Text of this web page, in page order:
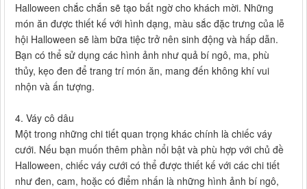
Halloween chắc chắn sẽ tạo bất ngờ cho khách mời. Những
món ăn được thiết kế với hình dạng, màu sắc đặc trưng của lễ
hội Halloween sẽ làm bữa tiệc trở nên sinh động và hấp dẫn.
Bạn có thể sử dụng các hình ảnh như quả bí ngô, ma, phù
thủy, kẹo đen để trang trí món ăn, mang đến không khí vui
nhộn và ấn tượng.
4. Váy cô dâu
Một trong những chi tiết quan trọng khác chính là chiếc váy
cưới. Nếu bạn muốn thêm phần nổi bật và phù hợp với chủ đề
Halloween, chiếc váy cưới có thể được thiết kế với các chi tiết
như đen, cam, hoặc có điểm nhấn là những hình ảnh bí ngô,